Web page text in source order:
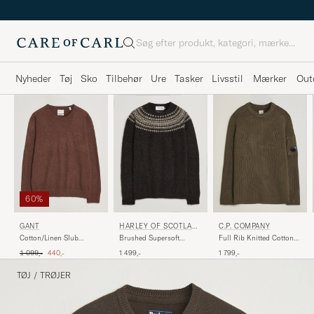
Søg
Nyheder Tøj Sko Tilbehør Ure Tasker Livsstil Mærker
60%
GANT
Cotton/Linen Slub
Melange
Ordinary pris
1 099,- Nedsat pris
440,-
HARLEY OF SCOTLAN
D
Brushed Supersoft
Volcano/Cameo
1 499,-
C.P. COMPANY
Full Rib Knitted Cotton
1 799,-
TØJ / TRØJER